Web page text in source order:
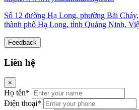
Số 12 đường Hạ Long, phường Bãi Cháy,
thành phố Hạ Long, tỉnh Quảng Ninh,
Feedback
Liên hệ
×
Họ tên*
Điện thoại*